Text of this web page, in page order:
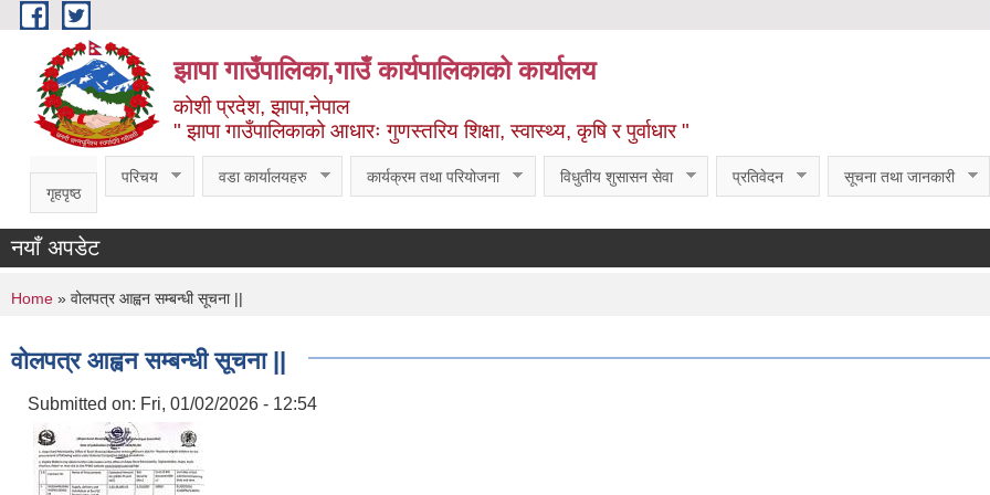
Skip to main content
झापा गाउँपालिका,गाउँ कार्यपालिकाको कार्यालय
कोशी प्रदेश, झापा,नेपाल
" झापा गाउँपालिकाको आधारः गुणस्तरिय शिक्षा, स्वास्थ्य, कृषि र पुर्वाधार "
गृहपृष्ठ
परिचय वडा कार्यालयहरु कार्यक्रम तथा परियोजना विधुतीय शुसासन सेवा प्रतिवेदन सूचना तथा जानकारी
नयाँ अपडेट
You are here
Home » वोलपत्र आह्वन सम्बन्धी सूचना ||
वोलपत्र आह्वन सम्बन्धी सूचना ||
Submitted on: Fri, 01/02/2026 - 12:54